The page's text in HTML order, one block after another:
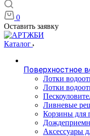
0
Оставить заявку
Каталог
Поверхностное
Лотки
Лотки
Ливневые
Корзины для
Аксессуары